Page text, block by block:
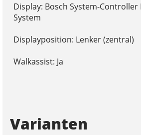
Display: Bosch System-Controller
System
Displayposition: Lenker (zentral)
Walkassist: Ja
Varianten